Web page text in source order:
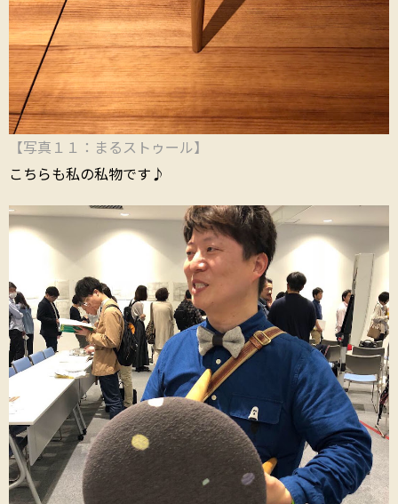
【写真１１：まるストゥール】
こちらも私の私物です ♪